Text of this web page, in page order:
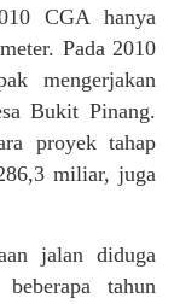
CGA hanya
Pada 2010
mengerjakan
Bukit Pinang.
proyek tahap
miliar, juga
jalan diduga
tahun